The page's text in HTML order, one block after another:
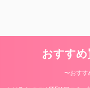
おすす
〜おすす